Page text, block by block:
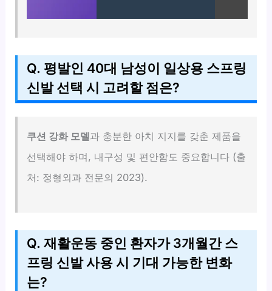
Q. 평발인 40대 남성이 일상용 스프링
신발 선택 시 고려할 점은?
쿠션 강화 모델과 충분한 아치 지지를 갖춘 제품을
선택해야 하며, 내구성 및 편안함도 중요합니다 (출
처: 정형외과 전문의 2023).
Q. 재활운동 중인 환자가 3개월간 스
프링 신발 사용 시 기대 가능한 변화
는?